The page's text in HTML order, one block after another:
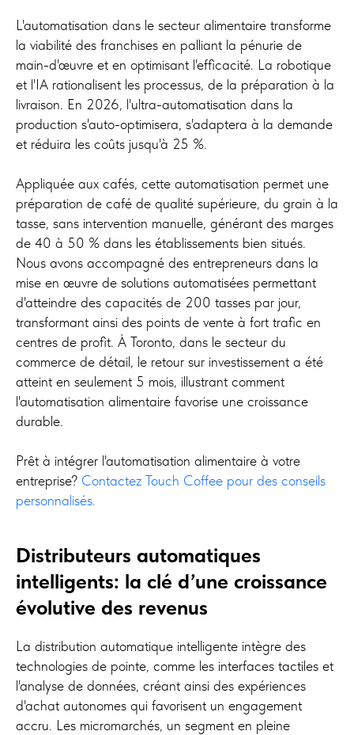
L'automatisation dans le secteur alimentaire transforme
la viabilité des franchises en palliant la pénurie de
main-d'œuvre et en optimisant l'efficacité. La robotique
et l'IA rationalisent les processus, de la préparation à la
livraison. En 2026, l'ultra-automatisation dans la
production s'auto-optimisera, s'adaptera à la demande
et réduira les coûts jusqu'à 25 %.
Appliquée aux cafés, cette automatisation permet une
préparation de café de qualité supérieure, du grain à la
tasse, sans intervention manuelle, générant des marges
de 40 à 50 % dans les établissements bien situés.
Nous avons accompagné des entrepreneurs dans la
mise en œuvre de solutions automatisées permettant
d'atteindre des capacités de 200 tasses par jour,
transformant ainsi des points de vente à fort trafic en
centres de profit. À Toronto, dans le secteur du
commerce de détail, le retour sur investissement a été
atteint en seulement 5 mois, illustrant comment
l'automatisation alimentaire favorise une croissance
durable.
Prêt à intégrer l'automatisation alimentaire à votre
entreprise? Contactez Touch Coffee pour des conseils
personnalisés.
Distributeurs automatiques
intelligents: la clé d’une croissance
évolutive des revenus
La distribution automatique intelligente intègre des
technologies de pointe, comme les interfaces tactiles et
l'analyse de données, créant ainsi des expériences
d'achat autonomes qui favorisent un engagement
accru. Les micromarchés, un segment en pleine